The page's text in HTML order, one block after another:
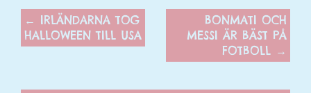
←
IRLÄNDARNA TOG
HALLOWEEN TILL USA
BONMATI OCH
MESSI ÄR BÄST PÅ
FOTBOLL →